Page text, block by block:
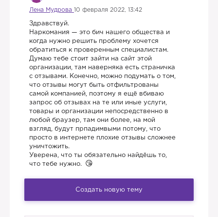
Лена Мудрова 10 февраля 2022, 13:42
Здравствуй.
Наркомания — это бич нашего общества и
когда нужно решить проблему хочется
обратиться к проверенным специалистам.
Думаю тебе стоит зайти на сайт этой
организации, там наверняка есть страничка
с отзывами. Конечно, можно подумать о том,
что отзывы могут быть отфильтрованы
самой компанией, поэтому я ещё вбиваю
запрос об отзывах на те или иные услуги,
товары и организации непосредственно в
любой браузер, там они более, на мой
взгляд, будут прпадимвыми потому, что
просто в интернете плохие отзывы сложнее
уничтожить.
Уверена, что ты обязательно найдёшь то,
что тебе нужно.
Создать новую тему